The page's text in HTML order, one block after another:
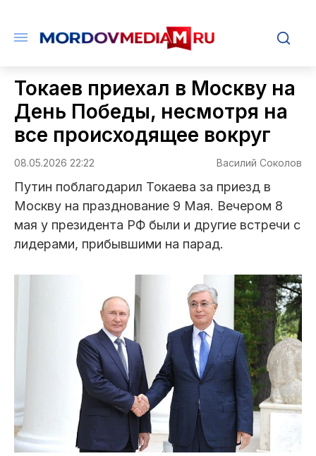
Токаев приехал в Москву на
День Победы, несмотря на
все происходящее вокруг
08.05.2026 22:22 Василий Соколов
Путин поблагодарил Токаева за приезд в
Москву на празднование 9 Мая. Вечером 8
мая у президента РФ были и другие встречи с
лидерами, прибывшими на парад.